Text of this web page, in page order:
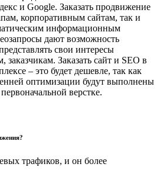
и Google. Заказать продвижение
корпоративным сайтам, так и
информационным
дают возможность
свои интересы
заказчикам. Заказать сайт и SEO в
– это будет дешевле, так как
оптимизации будут выполнены
верстке.
трафиков, и он более